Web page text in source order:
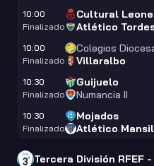
10:00
Finalizado
Cultural
Atlético
10:00
Finalizado
Colegios
Villaralbo
10:30
Finalizado
Guijuelo
Numancia II
10:30
Finalizado
Mojados
Atlético
Tercera División RFEF